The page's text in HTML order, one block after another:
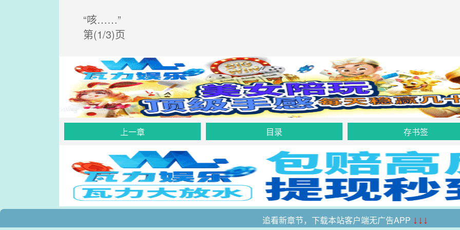
“咳……”
第(1/3)页
.
上一章 目录 存书签
.
追看新章节，下载本站客户端无广告APP ↓↓↓